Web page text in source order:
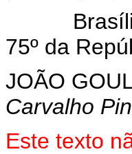
Brasília,
75º da
JOÃO
Carvalho
Este texto